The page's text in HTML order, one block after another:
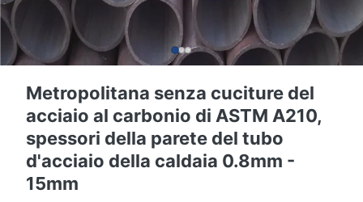
Metropolitana senza cuciture del
acciaio al carbonio di ASTM A210,
spessori della parete del tubo
d'acciaio della caldaia 0.8mm -
15mm